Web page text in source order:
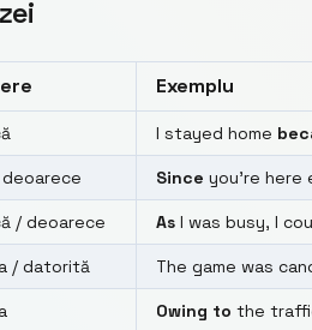
Exemplu
I stayed home
Since you’re
/ deoarece As I was busy, I
/ datorită The game was
Owing to the